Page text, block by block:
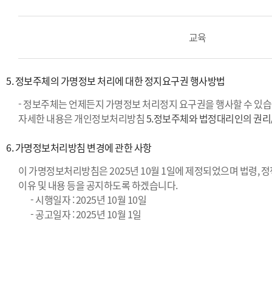
교육
5. 정보주체의 가명정보 처리에 대한 정지요구권 행사방법
- 정보주체는 언제든지 가명정보 처리정지 요구권을 행사할 수 있
자세한 내용은 개인정보처리방침5.정보주체와 법정대리인의 권
6. 가명정보처리방침 변경에 관한 사항
이 가명정보처리방침은 2025년 10월 1일에 제정되었으며 법령,
이유 및 내용 등을 공지하도록 하겠습니다.
- 시행일자 : 2025년 10월 10일
- 공고일자 : 2025년 10월 1일